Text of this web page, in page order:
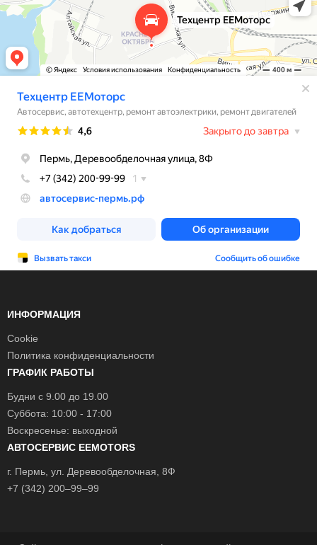
ИНФОРМАЦИЯ
Cookie
Политика конфиденциальности
ГРАФИК РАБОТЫ
Будни с 9.00 до 19.00
Суббота: 10:00 - 17:00
Воскресенье: выходной
АВТОСЕРВИС EEMOTORS
г. Пермь , ул. Деревообделочная, 8Ф
+7 (342) 200–99–99